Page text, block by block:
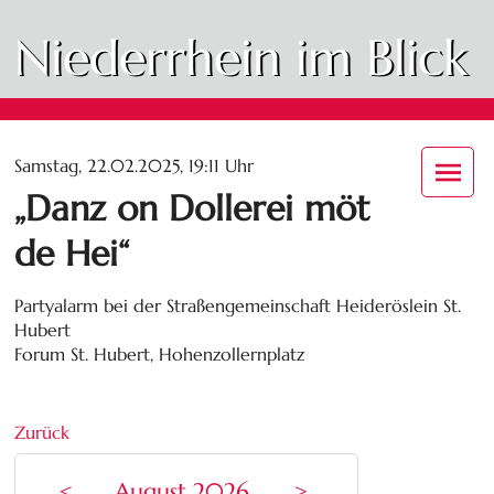
Niederrhein im Blick
Samstag, 22.02.2025, 19:11 Uhr
„Danz on Dollerei möt
de Hei“
Partyalarm bei der Straßengemeinschaft Heideröslein St.
Hubert
Forum St. Hubert, Hohenzollernplatz
Zurück